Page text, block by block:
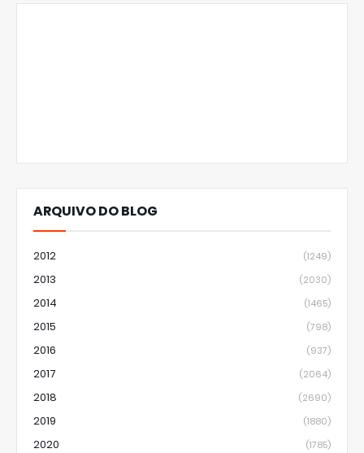
ARQUIVO DO BLOG
2012 (1249)
2013 (2030)
2014 (1465)
2015 (798)
2016 (937)
2017 (2064)
2018 (2690)
2019 (1880)
2020 (1785)